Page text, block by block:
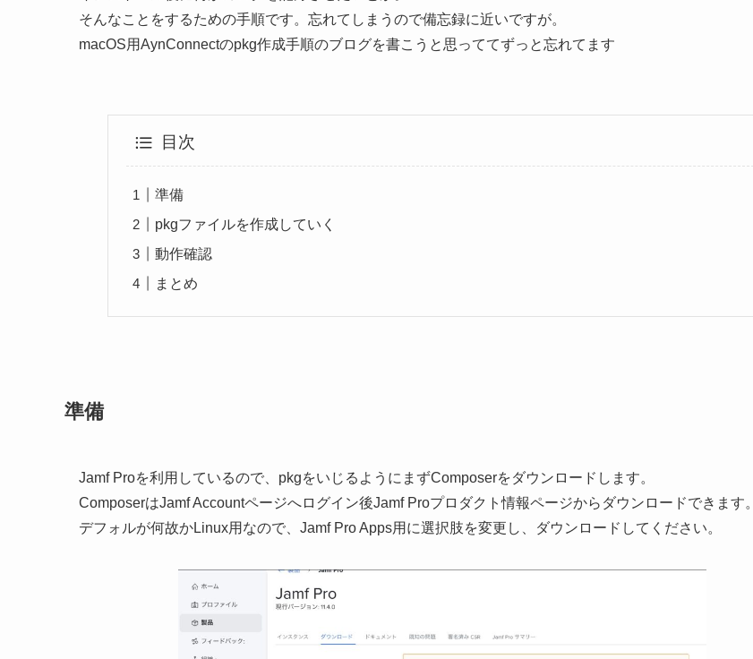
そんなことをするための手順です。忘れてしまうので備忘録に近いですが。
macOS用AynConnectのpkg作成手順のブログを書こうと思っててずっと忘れてます
目次
準備
pkgファイルを作成していく
動作確認
まとめ
準備
Jamf Proを利用しているので、pkgをいじるようにまずComposerをダウンロードします。
ComposerはJamf Accountページへログイン後Jamf Proプロダクト情報ページからダウンロードできます。
デフォルが何故かLinux用なので、Jamf Pro Apps用に選択肢を変更し、ダウンロードしてください。